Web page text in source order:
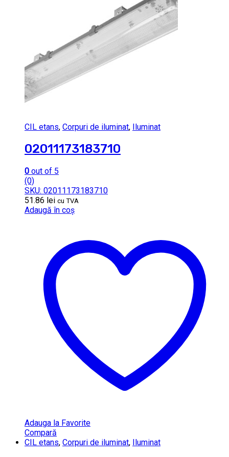
CIL etans, Corpuri de iluminat, Iluminat
02011173183710
0 out of 5
(0)
SKU: 02011173183710
51.86 lei cu TVA
Adaugă în coș
Adauga la Favorite
Compară
CIL etans, Corpuri de iluminat, Iluminat